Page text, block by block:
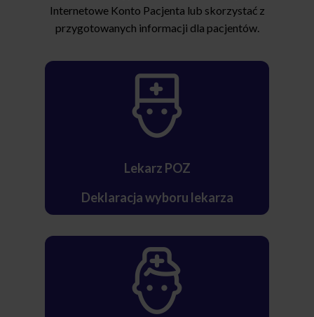
Lekarz POZ
Deklaracja wyboru lekarza
Internetowe Konto Pacjenta lub skorzystać z
przygotowanych informacji dla pacjentów.